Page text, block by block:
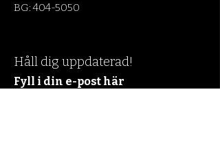
BG:404-5050
Håll dig uppdaterad!
Fyll i din e-post här